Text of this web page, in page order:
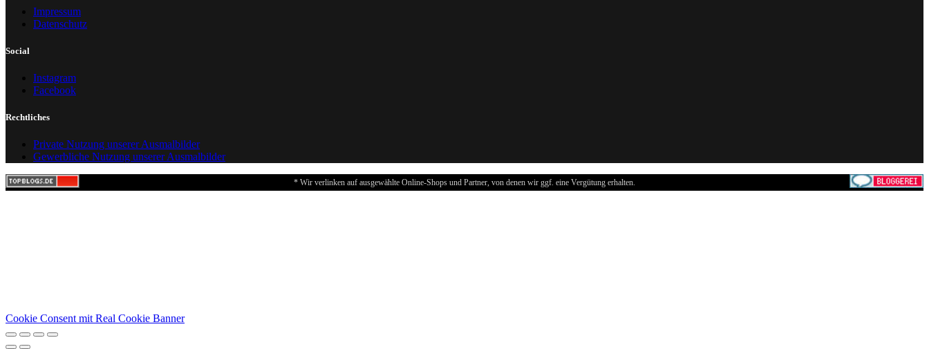
Impressum
Datenschutz
Social
Instagram
Facebook
Rechtliches
Private Nutzung unserer Ausmalbilder
Gewerbliche Nutzung unserer Ausmalbilder
* Wir verlinken auf ausgewählte Online-Shops und Partner, von denen wir ggf. eine Vergütung erhalten.
Cookie Consent mit Real Cookie Banner